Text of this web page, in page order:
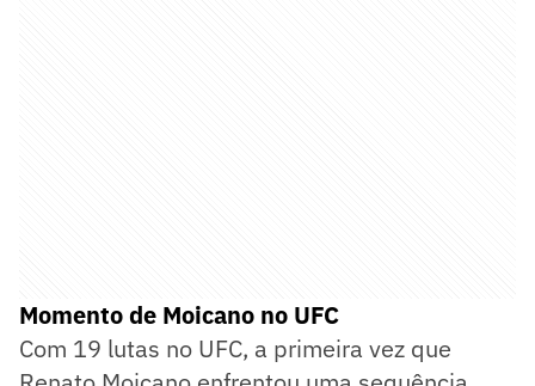
Momento de Moicano no UFC
Com 19 lutas no UFC, a primeira vez que